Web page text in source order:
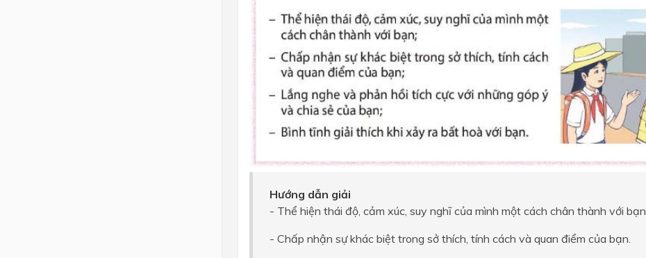
Hướng dẫn giải
- Thể hiện thái độ, cảm xúc, suy nghĩ của mình một cách chân thành với bạn.
- Chấp nhận sự khác biệt trong sở thích, tính cách và quan điểm của bạn.